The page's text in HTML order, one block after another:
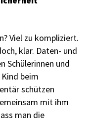
Viel zu kompliziert.
klar. Daten- und
Schülerinnen und
beim
schützen
mit ihm
man die